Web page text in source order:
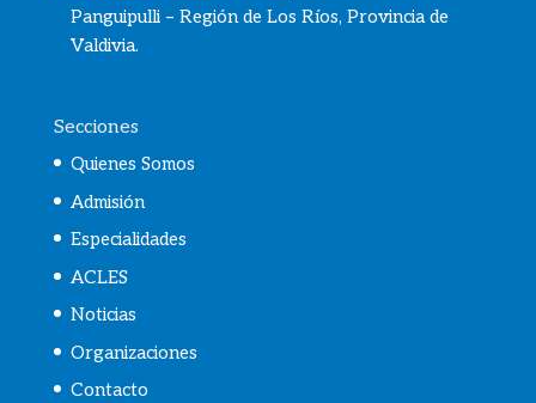
Panguipulli – Región de Los Ríos, Provincia de
Valdivia.
Secciones
Quienes Somos
Admisión
Especialidades
ACLES
Noticias
Organizaciones
Contacto